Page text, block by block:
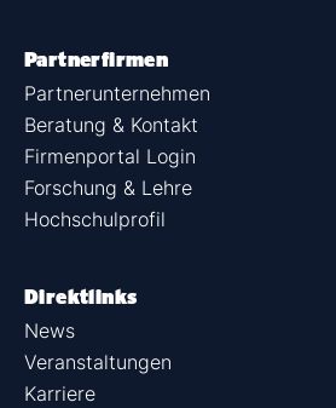
Partnerfirmen
Partnerunternehmen
Beratung & Kontakt
Firmenportal Login
Forschung & Lehre
Hochschulprofil
Direktlinks
News
Veranstaltungen
Karriere